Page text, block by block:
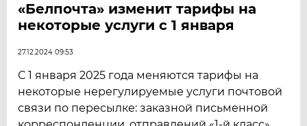
«Белпочта» изменит тарифы на
некоторые услуги с 1 января
27.12.2024 09:53
С 1 января 2025 года меняются тарифы на
некоторые нерегулируемые услуги почтовой
связи по пересылке: заказной письменной